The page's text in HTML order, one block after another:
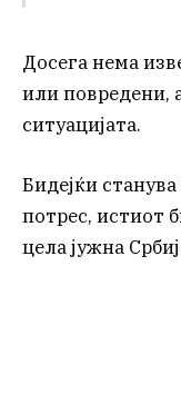
Досега нема
или повредени,
ситуацијата.
Бидејќи
потрес, истиот
цела јужна